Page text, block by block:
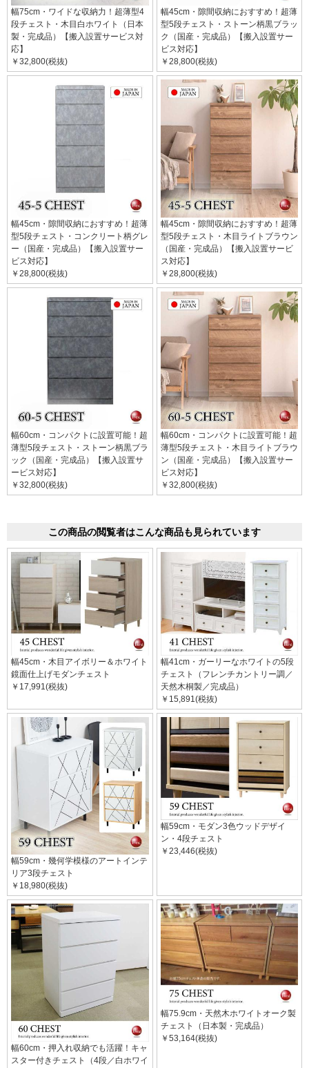
幅75cm・ワイドな収納力！超薄型4
段チェスト・木目白ホワイト（日本
製・完成品）【搬入設置サービス対
応】
￥32,800(税抜)
幅45cm・隙間収納におすすめ！超薄
型5段チェスト・ストーン柄黒ブラッ
ク（国産・完成品）【搬入設置サー
ビス対応】
￥28,800(税抜)
幅45cm・隙間収納におすすめ！超薄
型5段チェスト・コンクリート柄グレ
ー（国産・完成品）【搬入設置サー
ビス対応】
￥28,800(税抜)
幅45cm・隙間収納におすすめ！超薄
型5段チェスト・木目ライトブラウン
（国産・完成品）【搬入設置サービ
ス対応】
￥28,800(税抜)
幅60cm・コンパクトに設置可能！超
薄型5段チェスト・ストーン柄黒ブラ
ック（国産・完成品）【搬入設置サ
ービス対応】
￥32,800(税抜)
幅60cm・コンパクトに設置可能！超
薄型5段チェスト・木目ライトブラウ
ン（国産・完成品）【搬入設置サー
ビス対応】
￥32,800(税抜)
この商品の閲覧者はこんな商品も見られています
幅45cm・木目アイボリー＆ホワイト
鏡面仕上げモダンチェスト
￥17,991(税抜)
幅41cm・ガーリーなホワイトの5段
チェスト（フレンチカントリー調／
天然木桐製／完成品）
￥15,891(税抜)
幅59cm・幾何学模様のアートインテ
リア3段チェスト
￥18,980(税抜)
幅59cm・モダン3色ウッドデザイ
ン・4段チェスト
￥23,446(税抜)
幅60cm・押入れ収納でも活躍！キャ
スター付きチェスト（4段／白ホワイ
幅75.9cm・天然木ホワイトオーク製
チェスト（日本製・完成品）
￥53,164(税抜)